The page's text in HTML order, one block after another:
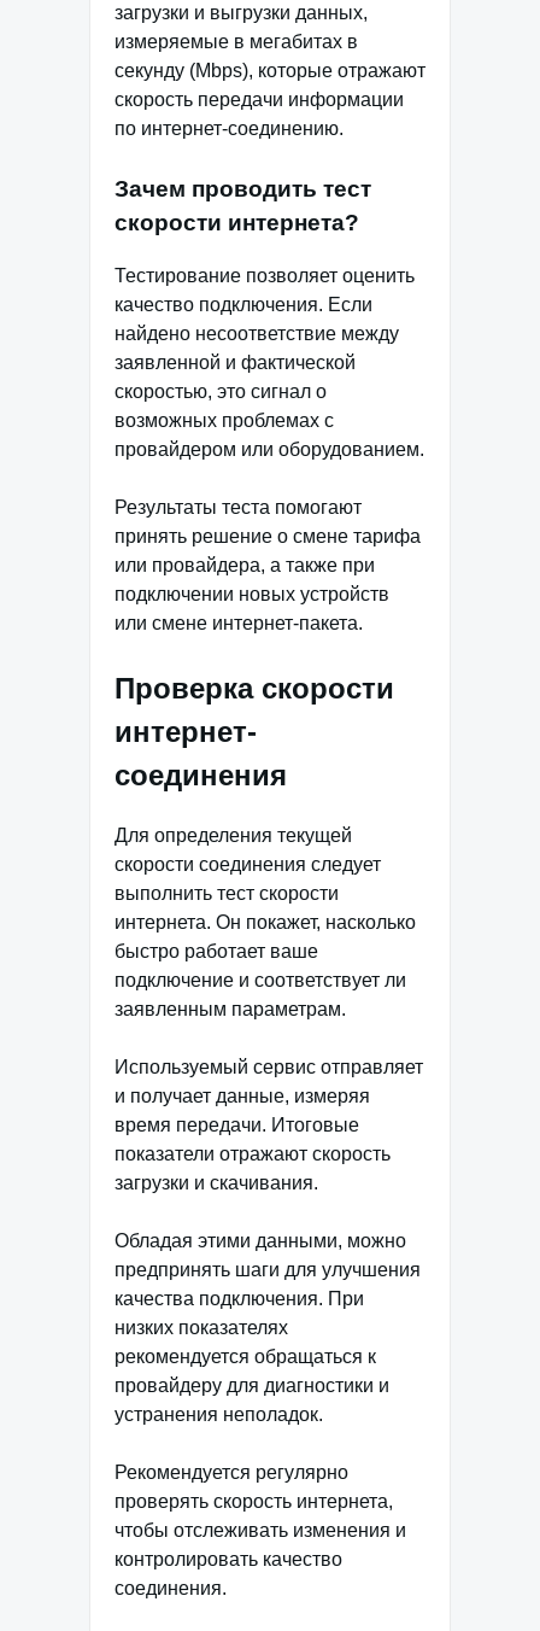
загрузки и выгрузки данных,
измеряемые в мегабитах в
секунду (Mbps), которые отражают
скорость передачи информации
по интернет-соединению.
Зачем проводить тест
скорости интернета?
Тестирование позволяет оценить
качество подключения. Если
найдено несоответствие между
заявленной и фактической
скоростью, это сигнал о
возможных проблемах с
провайдером или оборудованием.
Результаты теста помогают
принять решение о смене тарифа
или провайдера, а также при
подключении новых устройств
или смене интернет-пакета.
Проверка скорости
интернет-
соединения
Для определения текущей
скорости соединения следует
выполнить тест скорости
интернета. Он покажет, насколько
быстро работает ваше
подключение и соответствует ли
заявленным параметрам.
Используемый сервис отправляет
и получает данные, измеряя
время передачи. Итоговые
показатели отражают скорость
загрузки и скачивания.
Обладая этими данными, можно
предпринять шаги для улучшения
качества подключения. При
низких показателях
рекомендуется обращаться к
провайдеру для диагностики и
устранения неполадок.
Рекомендуется регулярно
проверять скорость интернета,
чтобы отслеживать изменения и
контролировать качество
соединения.